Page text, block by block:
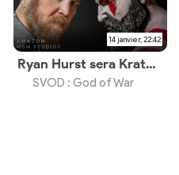
14 janvier, 22:42
Ryan Hurst sera Kratos dans la série Prime Video
SVOD : God of War